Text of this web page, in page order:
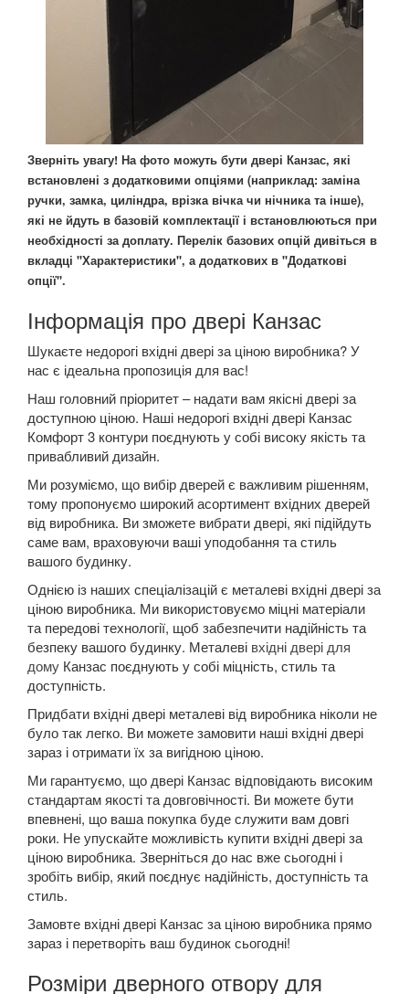
Зверніть увагу! На фото можуть бути двері Канзас, які
встановлені з додатковими опціями (наприклад: заміна
ручки, замка, циліндра, врізка вічка чи нічника та інше),
які не йдуть в базовій комплектації і встановлюються при
необхідності за доплату. Перелік базових опцій дивіться в
вкладці "Характеристики", а додаткових в "Додаткові
опції".
Інформація про двері Канзас
Шукаєте недорогі вхідні двері за ціною виробника? У
нас є ідеальна пропозиція для вас!
Наш головний пріоритет – надати вам якісні двері за
доступною ціною. Наші недорогі вхідні двері Канзас
Комфорт 3 контури поєднують у собі високу якість та
привабливий дизайн.
Ми розуміємо, що вибір дверей є важливим рішенням,
тому пропонуємо широкий асортимент вхідних дверей
від виробника. Ви зможете вибрати двері, які підійдуть
саме вам, враховуючи ваші уподобання та стиль
вашого будинку.
Однією із наших спеціалізацій є металеві вхідні двері за
ціною виробника. Ми використовуємо міцні матеріали
та передові технології, щоб забезпечити надійність та
безпеку вашого будинку. Металеві вхідні двері для
дому Канзас поєднують у собі міцність, стиль та
доступність.
Придбати вхідні двері металеві від виробника ніколи не
було так легко. Ви можете замовити наші вхідні двері
зараз і отримати їх за вигідною ціною.
Ми гарантуємо, що двері Канзас відповідають високим
стандартам якості та довговічності. Ви можете бути
впевнені, що ваша покупка буде служити вам довгі
роки. Не упускайте можливість купити вхідні двері за
ціною виробника. Зверніться до нас вже сьогодні і
зробіть вибір, який поєднує надійність, доступність та
стиль.
Замовте вхідні двері Канзас за ціною виробника прямо
зараз і перетворіть ваш будинок сьогодні!
Розміри дверного отвору для